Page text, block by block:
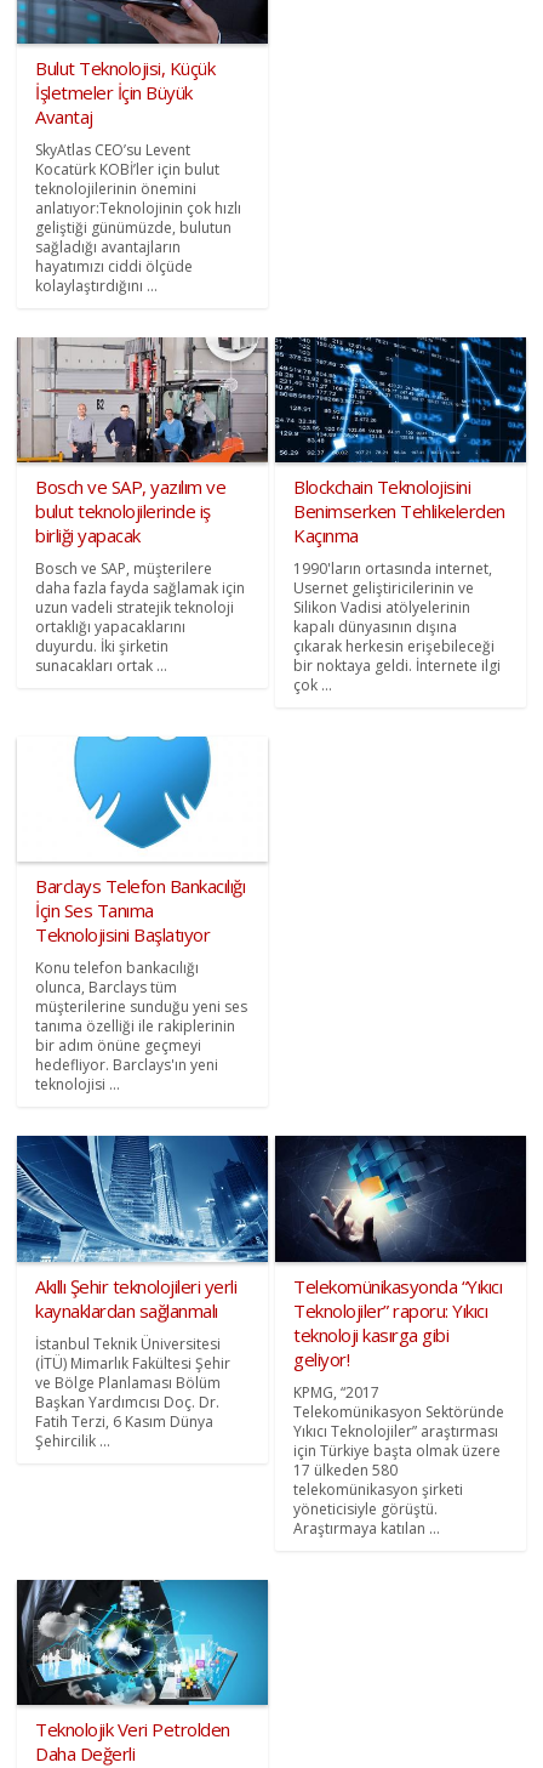
Bulut Teknolojisi, Küçük
İşletmeler İçin Büyük
Avantaj
SkyAtlas CEO’su Levent
Kocatürk KOBİ’ler için bulut
teknolojilerinin önemini
anlatıyor:Teknolojinin çok hızlı
geliştiği günümüzde, bulutun
sağladığı avantajların
hayatımızı ciddi ölçüde
kolaylaştırdığını ...
Bosch ve SAP, yazılım ve
bulut teknolojilerinde iş
birliği yapacak
Bosch ve SAP, müşterilere
daha fazla fayda sağlamak için
uzun vadeli stratejik teknoloji
ortaklığı yapacaklarını
duyurdu. İki şirketin
sunacakları ortak ...
Blockchain Teknolojisini
Benimserken Tehlikelerden
Kaçınma
1990'ların ortasında internet,
Usernet geliştiricilerinin ve
Silikon Vadisi atölyelerinin
kapalı dünyasının dışına
çıkarak herkesin erişebileceği
bir noktaya geldi. İnternete ilgi
çok ...
Barclays Telefon Bankacılığı
İçin Ses Tanıma
Teknolojisini Başlatıyor
Konu telefon bankacılığı
olunca, Barclays tüm
müşterilerine sunduğu yeni ses
tanıma özelliği ile rakiplerinin
bir adım önüne geçmeyi
hedefliyor. Barclays'ın yeni
teknolojisi ...
Akıllı Şehir teknolojileri yerli
kaynaklardan sağlanmalı
İstanbul Teknik Üniversitesi
(İTÜ) Mimarlık Fakültesi Şehir
ve Bölge Planlaması Bölüm
Başkan Yardımcısı Doç. Dr.
Fatih Terzi, 6 Kasım Dünya
Şehircilik ...
Telekomünikasyonda “Yıkıcı
Teknolojiler” raporu: Yıkıcı
teknoloji kasırga gibi
geliyor!
KPMG, “2017
Telekomünikasyon Sektöründe
Yıkıcı Teknolojiler” araştırması
için Türkiye başta olmak üzere
17 ülkeden 580
telekomünikasyon şirketi
yöneticisiyle görüştü.
Araştırmaya katılan ...
Teknolojik Veri Petrolden
Daha Değerli